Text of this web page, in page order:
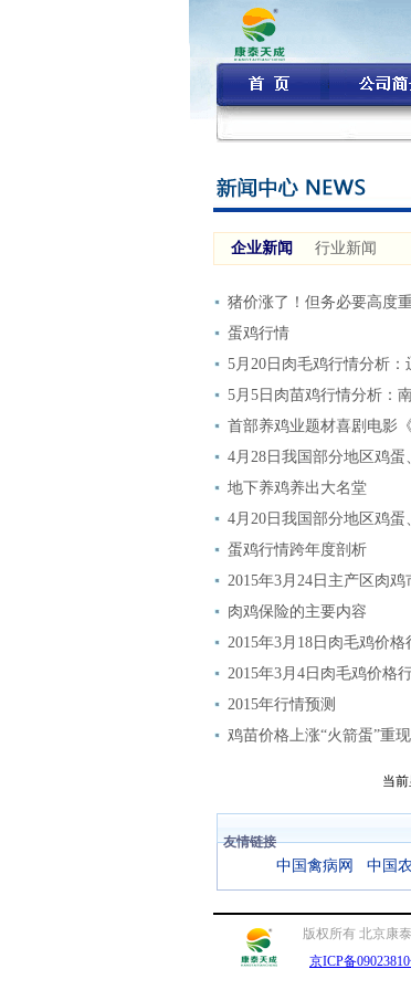
企业新闻 行业新闻
猪价涨了！但务必要高度
蛋鸡行情
5月20日肉毛鸡行情分析
5月5日肉苗鸡行情分析：
首部养鸡业题材喜剧电影
4月28日我国部分地区鸡
地下养鸡养出大名堂
4月20日我国部分地区鸡
蛋鸡行情跨年度剖析
2015年3月24日主产区肉
肉鸡保险的主要内容
2015年3月18日肉毛鸡价
2015年3月4日肉毛鸡价格
2015年行情预测
鸡苗价格上涨“火箭蛋”重
当
友情链接
中国禽病网 中国
版权所有 北京康
京ICP备